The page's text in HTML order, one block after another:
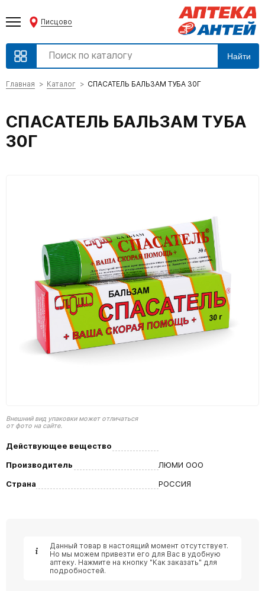
Писцово
Найти
Главная Каталог СПАСАТЕЛЬ БАЛЬЗАМ ТУБА 30Г
СПАСАТЕЛЬ БАЛЬЗАМ ТУБА
30Г
Внешний вид упаковки может отличаться
от фото на сайте.
Действующее вещество
Производитель
ЛЮМИ ООО
Страна
РОССИЯ
Данный товар в настоящий момент отсутствует.
Но мы можем привезти его для Вас в удобную
аптеку. Нажмите на кнопку "Как заказать" для
подробностей.